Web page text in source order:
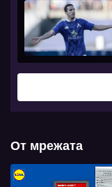
От мрежата